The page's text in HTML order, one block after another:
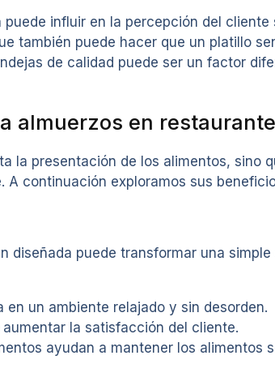
influir en la percepción del
también puede hacer que un platillo
de calidad puede ser un factor
almuerzos en
la presentación de los alimentos, sino
continuación exploramos sus
diseñada puede transformar una
en un ambiente relajado y sin desorden.
la satisfacción del cliente.
ayudan a mantener los alimentos